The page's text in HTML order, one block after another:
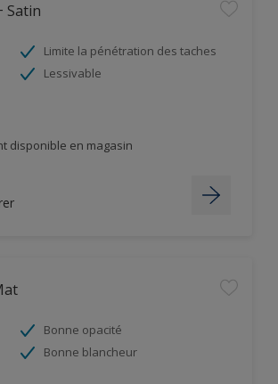
Satin
Limite la pénétration des taches
Lessivable
disponible en magasin
Bonne opacité
Bonne blancheur